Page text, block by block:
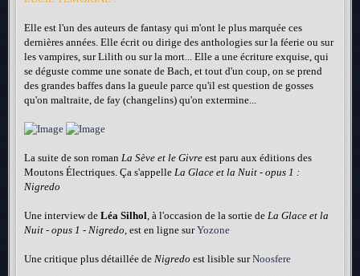
Elle est l'un des auteurs de fantasy qui m'ont le plus marquée ces
dernières années. Elle écrit ou dirige des anthologies sur la féerie ou sur
les vampires, sur Lilith ou sur la mort... Elle a une écriture exquise, qui
se déguste comme une sonate de Bach, et tout d'un coup, on se prend
des grandes baffes dans la gueule parce qu'il est question de gosses
qu'on maltraite, de fay (changelins) qu'on extermine...
La suite de son roman La Sève et le Givre est paru aux éditions des
Moutons Électriques. Ça s'appelle La Glace et la Nuit - opus 1 :
Nigredo
Une interview de Léa Silhol, à l'occasion de la sortie de La Glace et la
Nuit - opus 1 - Nigredo, est en ligne surYozone
Une critique plus détaillée de Nigredo est lisible surNoosfere